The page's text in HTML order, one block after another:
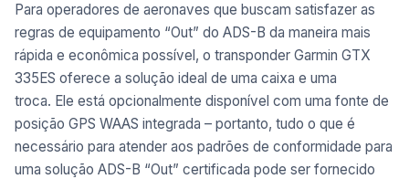
Para operadores de aeronaves que buscam satisfazer as
regras de equipamento “Out” do ADS-B da maneira mais
rápida e econômica possível, o transponder Garmin GTX
335ES oferece a solução ideal de uma caixa e uma
troca. Ele está opcionalmente disponível com uma fonte de
posição GPS WAAS integrada – portanto, tudo o que é
necessário para atender aos padrões de conformidade para
uma solução ADS-B “Out” certificada pode ser fornecido